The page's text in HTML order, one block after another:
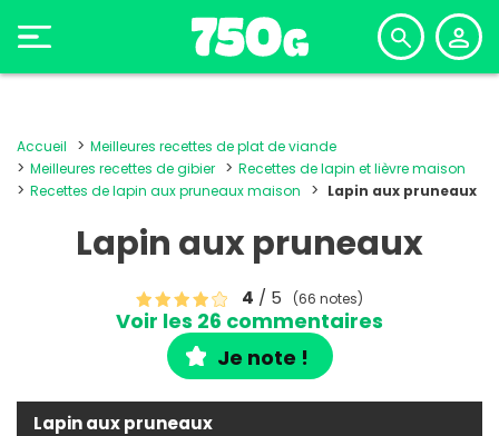
Accueil
Meilleures recettes de plat de viande
Meilleures recettes de gibier
Recettes de lapin et lièvre maison
Recettes de lapin aux pruneaux maison
Lapin aux pruneaux
Lapin aux pruneaux
4 / 5 (66 notes)
Voir les 26 commentaires
Je note !
Lapin aux pruneaux